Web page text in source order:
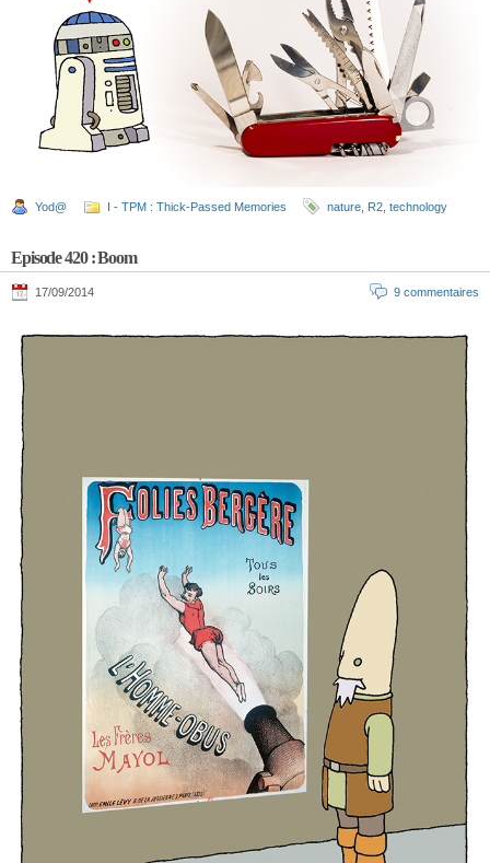
Yod@ I - TPM : Thick-Passed Memories nature R2 technology
Episode 420 : Boom
17/09/2014 9 commentaires